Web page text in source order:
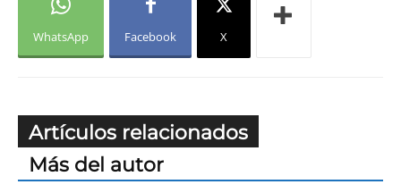
WhatsApp Facebook X
Artículos relacionados
Más del autor